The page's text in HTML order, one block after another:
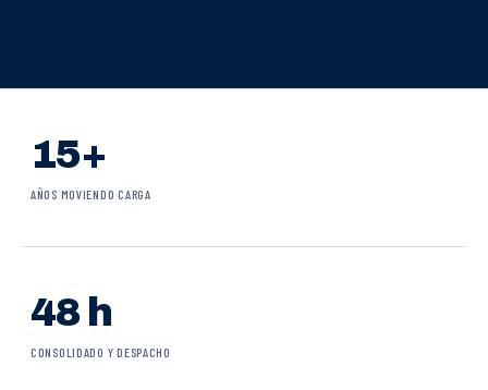
15+
AÑOS MOVIENDO CARGA
48 h
CONSOLIDADO Y DESPACHO